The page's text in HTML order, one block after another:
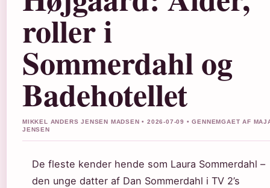
roller i
Sommerdahl og
Badehotellet
MIKKEL ANDERS JENSEN MADSEN • 2026-07-09 • GENNEMGAET AF
JENSEN
De fleste kender hende som Laura Sommerdahl –
den unge datter af Dan Sommerdahl i TV 2’s